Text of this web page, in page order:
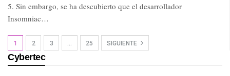
5. Sin embargo, se ha descubierto que el desarrollador
Insomniac…
1 2 3 25 SIGUIENTE
Cybertec